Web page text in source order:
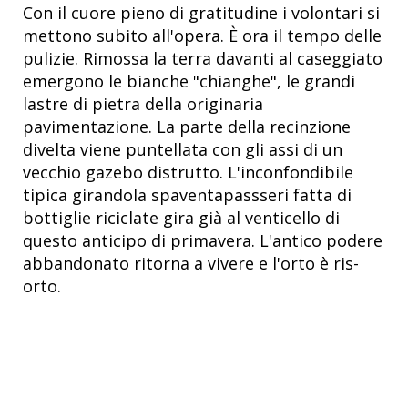
Con il cuore pieno di gratitudine i volontari si
mettono subito all'opera. È ora il tempo delle
pulizie. Rimossa la terra davanti al caseggiato
emergono le bianche "chianghe", le grandi
lastre di pietra della originaria
pavimentazione. La parte della recinzione
divelta viene puntellata con gli assi di un
vecchio gazebo distrutto. L'inconfondibile
tipica girandola spaventapassseri fatta di
bottiglie riciclate gira già al venticello di
questo anticipo di primavera. L'antico podere
abbandonato ritorna a vivere e l'orto è ris-
orto.